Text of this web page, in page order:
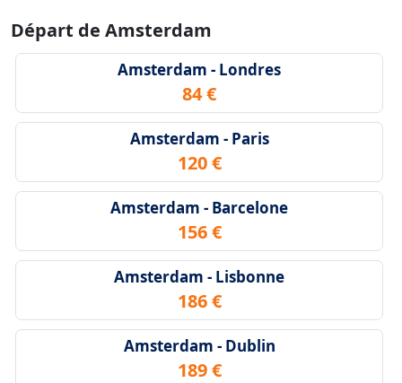
Départ de Amsterdam
Amsterdam - Londres
84 €
Amsterdam - Paris
120 €
Amsterdam - Barcelone
156 €
Amsterdam - Lisbonne
186 €
Amsterdam - Dublin
189 €